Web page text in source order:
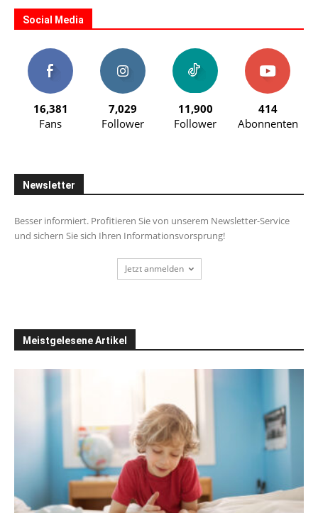
Social Media
16,381
Fans
7,029
Follower
11,900
Follower
414
Abonnenten
Newsletter
Besser informiert. Profitieren Sie von unserem Newsletter-Service
und sichern Sie sich Ihren Informationsvorsprung!
Jetzt anmelden
Meistgelesene Artikel